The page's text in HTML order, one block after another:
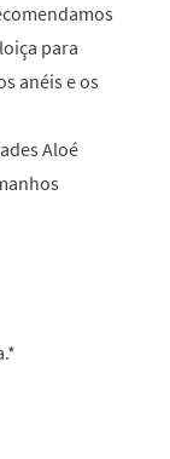
para
anéis e os
Aloé